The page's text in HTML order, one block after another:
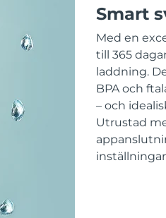
Smart
Med en
till 365
laddning.
BPA och
– och
Utrustad